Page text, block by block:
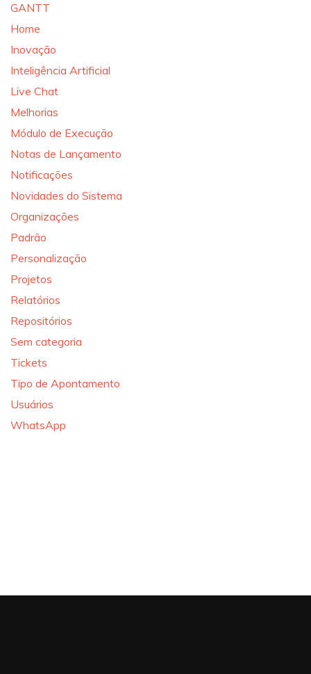
GANTT
Home
Inovação
Inteligência Artificial
Live Chat
Melhorias
Módulo de Execução
Notas de Lançamento
Notificações
Novidades do Sistema
Organizações
Padrão
Personalização
Projetos
Relatórios
Repositórios
Sem categoria
Tickets
Tipo de Apontamento
Usuários
WhatsApp